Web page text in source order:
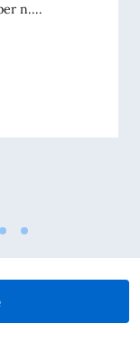
n....
A A CONTRATTO